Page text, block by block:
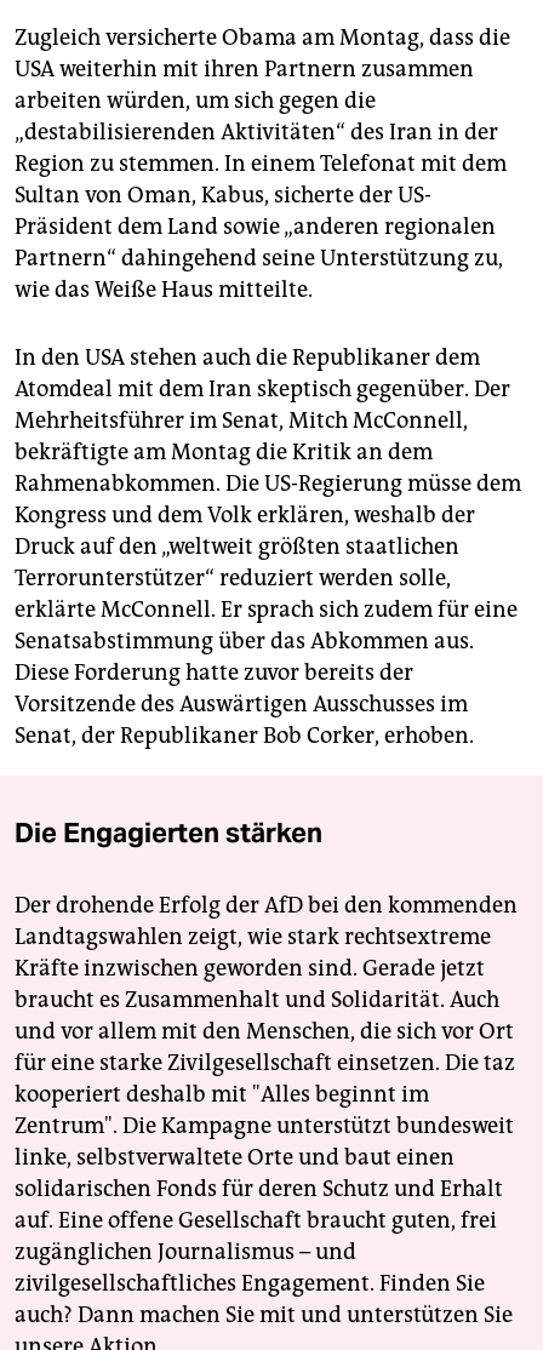
Zugleich versicherte Obama am Montag, dass die
USA weiterhin mit ihren Partnern zusammen
arbeiten würden, um sich gegen die
„destabilisierenden Aktivitäten“ des Iran in der
Region zu stemmen. In einem Telefonat mit dem
Sultan von Oman, Kabus, sicherte der US-
Präsident dem Land sowie „anderen regionalen
Partnern“ dahingehend seine Unterstützung zu,
wie das Weiße Haus mitteilte.
In den USA stehen auch die Republikaner dem
Atomdeal mit dem Iran skeptisch gegenüber. Der
Mehrheitsführer im Senat, Mitch McConnell,
bekräftigte am Montag die Kritik an dem
Rahmenabkommen. Die US-Regierung müsse dem
Kongress und dem Volk erklären, weshalb der
Druck auf den „weltweit größten staatlichen
Terrorunterstützer“ reduziert werden solle,
erklärte McConnell. Er sprach sich zudem für eine
Senatsabstimmung über das Abkommen aus.
Diese Forderung hatte zuvor bereits der
Vorsitzende des Auswärtigen Ausschusses im
Senat, der Republikaner Bob Corker, erhoben.
Die Engagierten stärken
Der drohende Erfolg der AfD bei den kommenden
Landtagswahlen zeigt, wie stark rechtsextreme
Kräfte inzwischen geworden sind. Gerade jetzt
braucht es Zusammenhalt und Solidarität. Auch
und vor allem mit den Menschen, die sich vor Ort
für eine starke Zivilgesellschaft einsetzen. Die taz
kooperiert deshalb mit "Alles beginnt im
Zentrum". Die Kampagne unterstützt bundesweit
linke, selbstverwaltete Orte und baut einen
solidarischen Fonds für deren Schutz und Erhalt
auf. Eine offene Gesellschaft braucht guten, frei
zugänglichen Journalismus – und
zivilgesellschaftliches Engagement. Finden Sie
auch? Dann machen Sie mit und unterstützen Sie